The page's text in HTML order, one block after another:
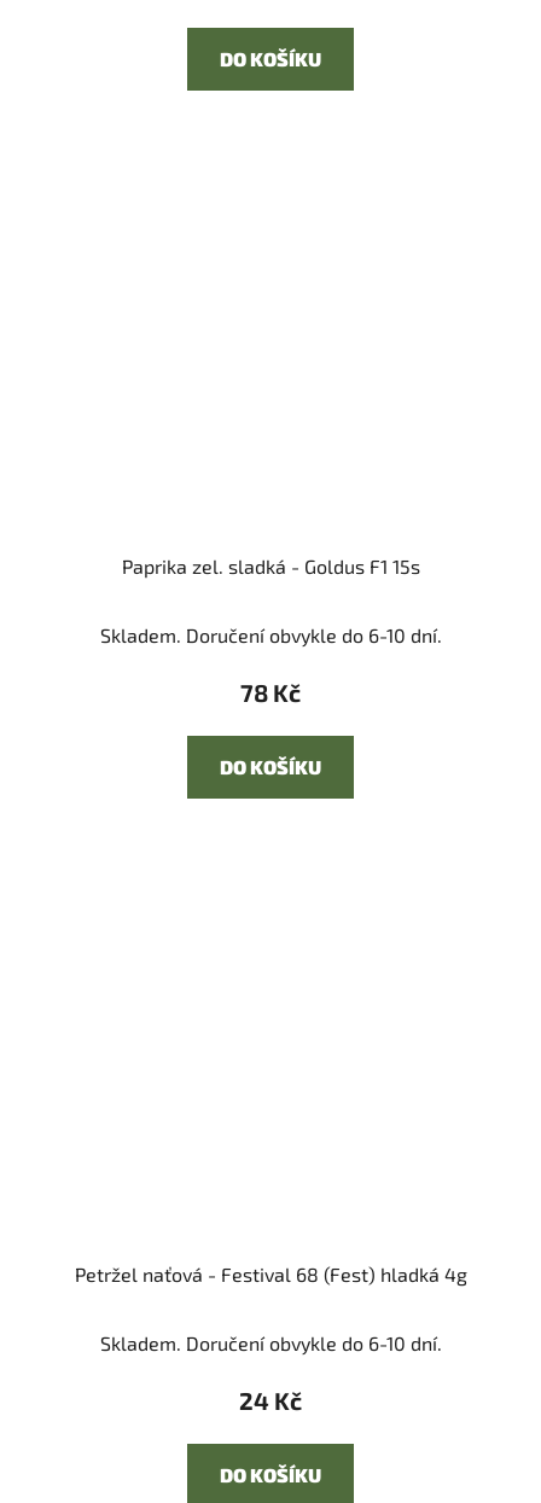
DO KOŠÍKU
Paprika zel. sladká - Goldus F1 15s
Skladem. Doručení obvykle do 6-10 dní.
78 Kč
DO KOŠÍKU
Petržel naťová - Festival 68 (Fest) hladká 4g
Skladem. Doručení obvykle do 6-10 dní.
24 Kč
DO KOŠÍKU